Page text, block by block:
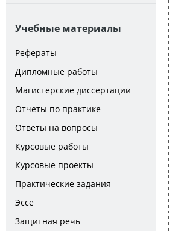
Учебные материалы
Рефераты
Дипломные работы
Магистерские диссертации
Отчеты по практике
Ответы на вопросы
Курсовые работы
Курсовые проекты
Практические задания
Эссе
Защитная речь